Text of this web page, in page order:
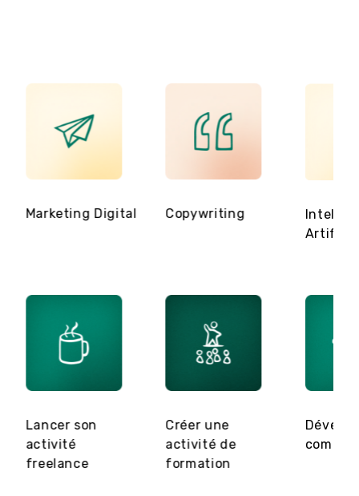
Marketing Digital Copywriting
Lancer son
activité
freelance
Créer une
activité de
formation